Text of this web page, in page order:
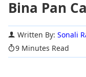
Bina Pan
Written By: Sonali
9 Minutes Read